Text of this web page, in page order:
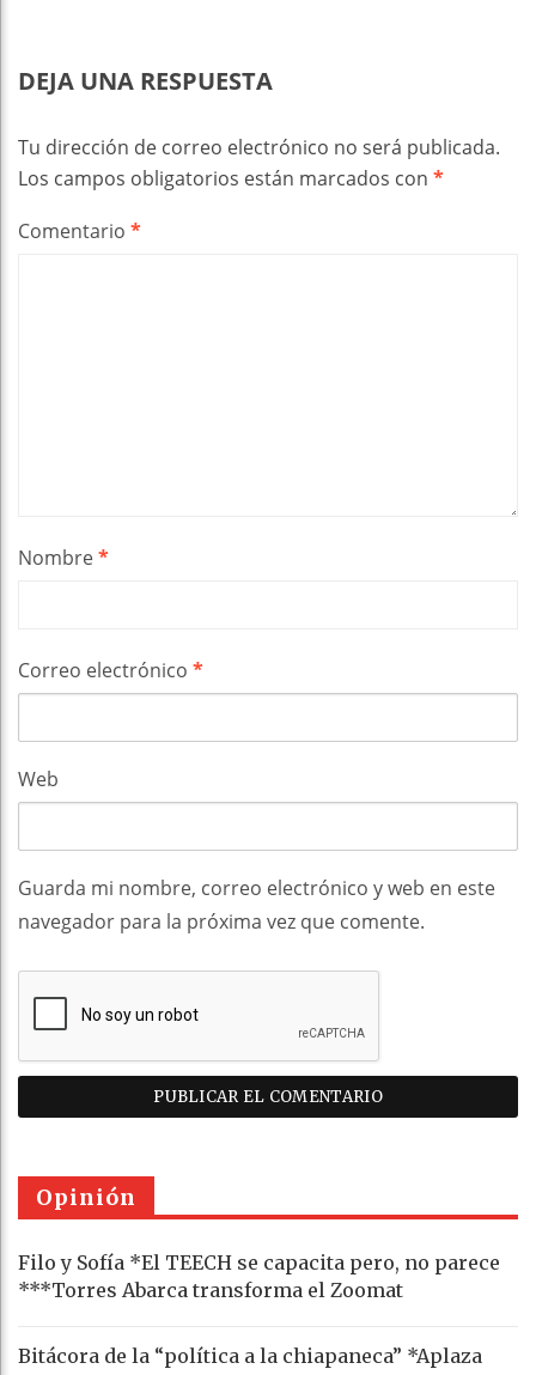
DEJA UNA RESPUESTA
Tu dirección de correo electrónico no será publicada.
Los campos obligatorios están marcados con *
Comentario *
Nombre*
Correo electrónico *
Web
Guarda mi nombre, correo electrónico y web en este
navegador para la próxima vez que comente.
Opinión
Filo y Sofía *El TEECH se capacita pero, no parece
***Torres Abarca transforma el Zoomat
Bitácora de la “política a la chiapaneca” *Aplaza